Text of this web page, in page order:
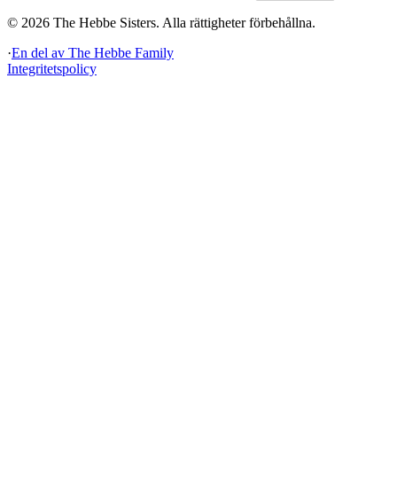
© 2026 The Hebbe Sisters. Alla rättigheter förbehållna.
·En del av The Hebbe Family
Integritetspolicy